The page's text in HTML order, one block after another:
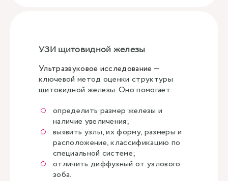
УЗИ щитовидной железы
Ультразвуковое исследование —
ключевой метод оценки структуры
щитовидной железы. Оно помогает:
определить размер железы и
наличие увеличения;
выявить узлы, их форму, размеры и
расположение, классификацию по
специальной системе;
отличить диффузный от узлового
зоба.